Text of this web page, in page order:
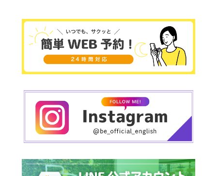
「旅行で英語を話せるようになりたい」、「仕事
で自信を持って発言できるようになりたい」、
「海外ドラマを字幕なしで楽しみたい」それぞれ
の目標に合わせて、ネイティブ講師達が内容を柔
軟にカスタマイズ。英語を“習う”だけでなく、“使
えるようになる”までしっかりサポートします。
半年〜1年通うと、英語のリスニング力や会話の反
応スピードが格段に変わります。たとえば、
英語で考える習慣が自然につく
ネイティブのスピードにも耳が慣れる
そんな変化を、生徒さんたちは実感していま